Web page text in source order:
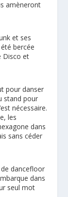
amèneront
et ses
bercée
Disco et
pour danser
stand pour
nécessaire.
les
dans
sans céder
dancefloor
dans
seul mot